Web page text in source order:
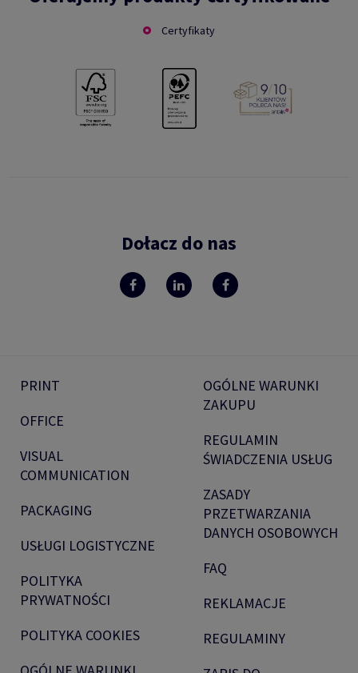
Certyfikaty
Dołacz do nas
PRINT
OFFICE
VISUAL
COMMUNICATION
PACKAGING
USŁUGI LOGISTYCZNE
POLITYKA
PRYWATNOŚCI
POLITYKA COOKIES
OGÓLNE WARUNKI
ZAKUPU
REGULAMIN
ŚWIADCZENIA USŁUG
ZASADY
PRZETWARZANIA
DANYCH OSOBOWYCH
FAQ
REKLAMACJE
REGULAMINY